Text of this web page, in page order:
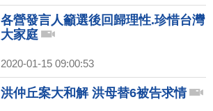
各營發言人籲選後回歸理性.珍惜台灣
大家庭
2020-01-15 09:00:53
洪仲丘案大和解 洪母替6被告求情